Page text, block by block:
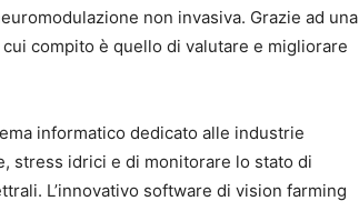
non invasiva. Grazie ad una
compito è quello di valutare e migliorare
informatico dedicato alle industrie
stress idrici e di monitorare lo stato di
L’innovativo software di vision farming